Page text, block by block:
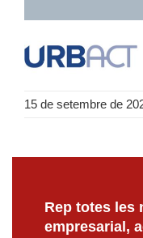
15 de setembre de
Rep totes les
empresarial,